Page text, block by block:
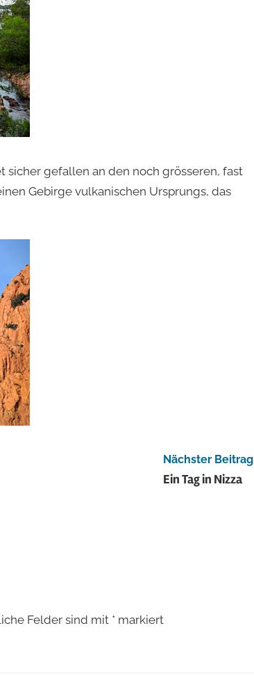
gefallen an den noch grösseren, fast
Gebirge vulkanischen Ursprungs, das
Nächster Beitrag
Ein Tag in Nizza
Felder sind mit *markiert